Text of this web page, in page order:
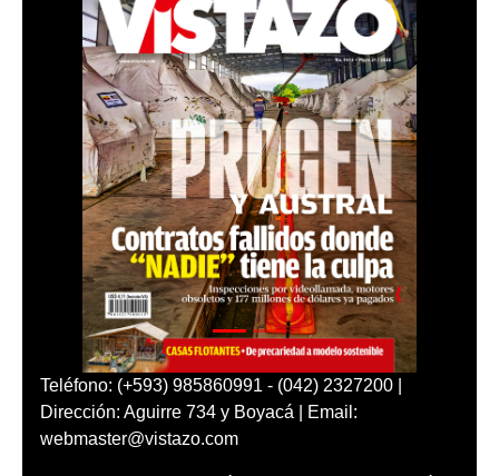
Teléfono: (+593) 985860991 - (042) 2327200 |
Dirección: Aguirre 734 y Boyacá | Email:
webmaster@vistazo.com